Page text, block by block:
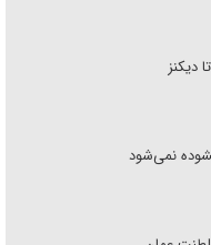
دیکنز
نمی‌شود